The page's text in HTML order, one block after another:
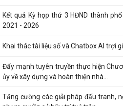
Kết quả Kỳ họp thứ 3 HĐND thành
2021 - 2026
Khai thác tài liệu số và Chatbox AI trợi
Đẩy mạnh tuyên truyền thực hiện
ủy về xây dựng và hoàn thiện nhà...
Tăng cường các giải pháp đấu tranh,